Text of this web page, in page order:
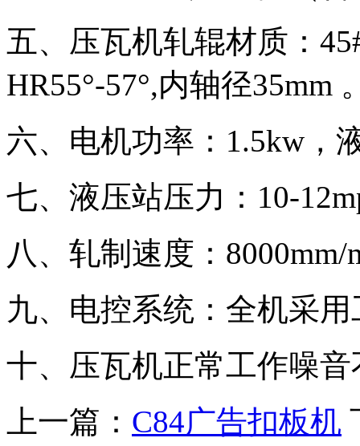
五、压瓦机轧辊材质：
HR55°-57°,内轴径35mm
六、电机功率：1.5kw，
七、液压站压力：10-
八、轧制速度：8000mm/
九、电控系统：全机采
十、压瓦机正常工作噪
上一篇： C84广告扣板机